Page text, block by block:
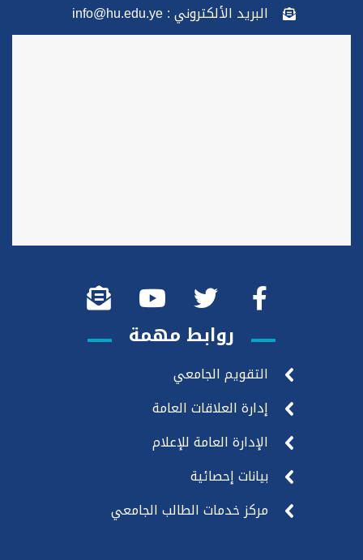
البريد الألكتروني : info@hu.edu.ye
روابط مهمة
التقويم الجامعي
إدارة العلاقات العامة
الإدارة العامة للإعلام
بيانات إحصائية
مركز خدمات الطالب الجامعي